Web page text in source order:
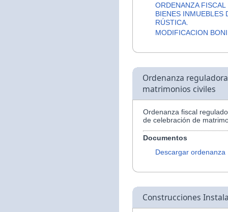
ORDENANZA
BIENES INMUEBLES
RÚSTICA.
MODIFICACION
Ordenanza
matrimonios civiles
Ordenanza fiscal
de celebración de
Documentos
Descargar ordenanza
Construcciones